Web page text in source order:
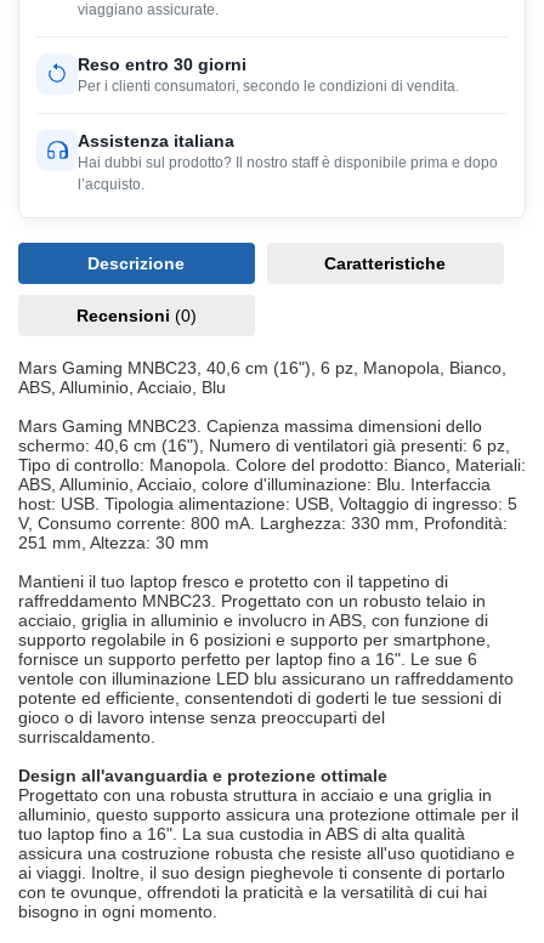
viaggiano assicurate.
Reso entro 30 giorni
Per i clienti consumatori, secondo le condizioni di vendita.
Assistenza italiana
Hai dubbi sul prodotto? Il nostro staff è disponibile prima e dopo
l’acquisto.
Descrizione Caratteristiche
Recensioni (0)
Mars Gaming MNBC23, 40,6 cm (16"), 6 pz, Manopola, Bianco,
ABS, Alluminio, Acciaio, Blu
Mars Gaming MNBC23. Capienza massima dimensioni dello
schermo: 40,6 cm (16"), Numero di ventilatori già presenti: 6 pz,
Tipo di controllo: Manopola. Colore del prodotto: Bianco, Materiali:
ABS, Alluminio, Acciaio, colore d'illuminazione: Blu. Interfaccia
host: USB. Tipologia alimentazione: USB, Voltaggio di ingresso: 5
V, Consumo corrente: 800 mA. Larghezza: 330 mm, Profondità:
251 mm, Altezza: 30 mm
Mantieni il tuo laptop fresco e protetto con il tappetino di
raffreddamento MNBC23. Progettato con un robusto telaio in
acciaio, griglia in alluminio e involucro in ABS, con funzione di
supporto regolabile in 6 posizioni e supporto per smartphone,
fornisce un supporto perfetto per laptop fino a 16". Le sue 6
ventole con illuminazione LED blu assicurano un raffreddamento
potente ed efficiente, consentendoti di goderti le tue sessioni di
gioco o di lavoro intense senza preoccuparti del
surriscaldamento.
Design all'avanguardia e protezione ottimale
Progettato con una robusta struttura in acciaio e una griglia in
alluminio, questo supporto assicura una protezione ottimale per il
tuo laptop fino a 16". La sua custodia in ABS di alta qualità
assicura una costruzione robusta che resiste all'uso quotidiano e
ai viaggi. Inoltre, il suo design pieghevole ti consente di portarlo
con te ovunque, offrendoti la praticità e la versatilità di cui hai
bisogno in ogni momento.